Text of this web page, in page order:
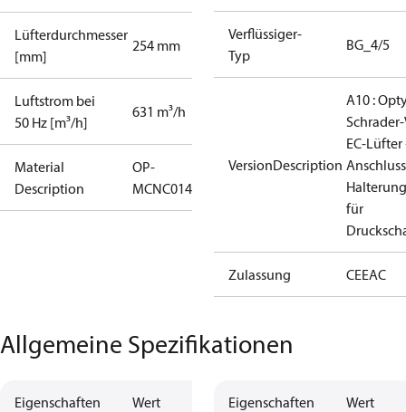
Lüfterdurchmesser
[mm]
254 mm
Luftstrom bei
50 Hz [m³/h]
631 m³/h
Material
Description
OP-
MCNC014NPA10G
Verflüssiger-
Typ
BG_4/5
VersionDescription
A10 :
für
Zulassung CEEAC
Allgemeine Spezifikationen
Eigenschaften Wert Eigenschaften Wert